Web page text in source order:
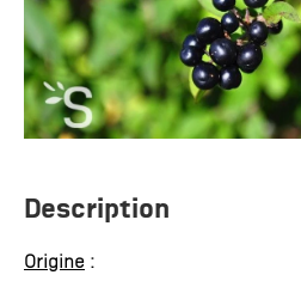
Description
Origine :